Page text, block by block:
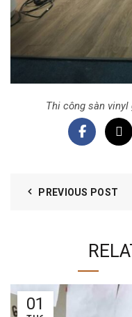
Thi công sàn vinyl
PREVIOUS POST
01